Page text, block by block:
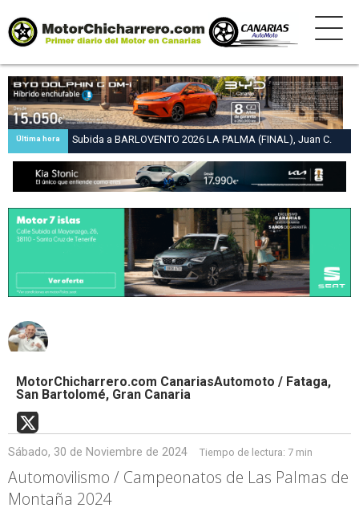
Última hora
Subida a BARLOVENTO 2026 LA PALMA (FINAL), Juan C.
Brito y Carlos A. Pérez hacen suya la victoria en la 47 Subida
a Barlovento
MotorChicharrero.com CanariasAutomoto / Fataga,
San Bartolomé, Gran Canaria
Sábado, 30 de Noviembre de 2024 Tiempo de lectura: 7 min
Automovilismo / Campeonatos de Las Palmas de
Montaña 2024